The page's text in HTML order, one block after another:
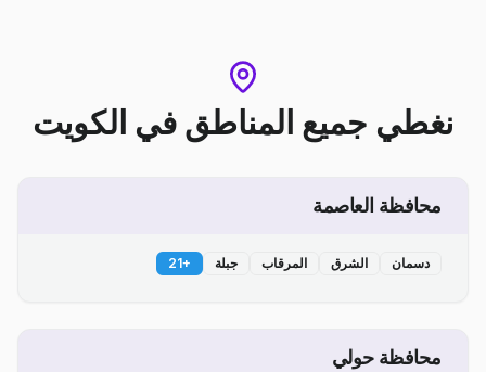
نغطي جميع المناطق في الكويت
محافظة العاصمة
دسمان الشرق المرقاب جبلة +
21
محافظة حولي